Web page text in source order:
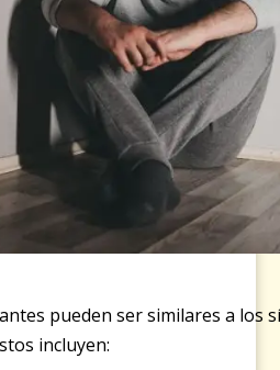
pueden ser similares a los
incluyen: